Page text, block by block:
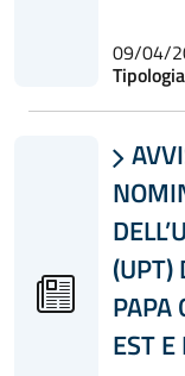
09/04/

(UPT)
PAPA
EST